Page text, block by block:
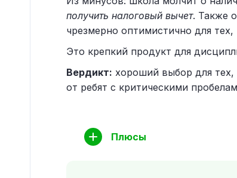
получить налоговый вычет. Также
чрезмерно оптимистично для тех,
Это крепкий продукт для
Вердикт: хороший выбор для тех,
от ребят с критическими
Плюсы